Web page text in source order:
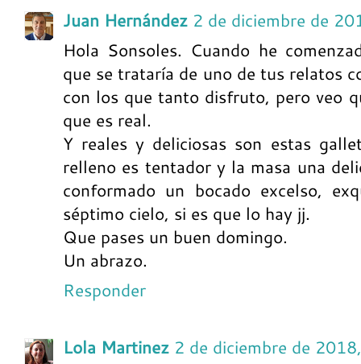
Juan Hernández 2 de diciembre de
Hola Sonsoles. Cuando he
que se trataría de uno de tus relatos
con los que tanto disfruto, pero veo
que es real.
Y reales y deliciosas son estas
relleno es tentador y la masa una
conformado un bocado excelso,
séptimo cielo, si es que lo hay jj.
Que pases un buen domingo.
Un abrazo.
Responder
Lola Martinez 2 de diciembre de